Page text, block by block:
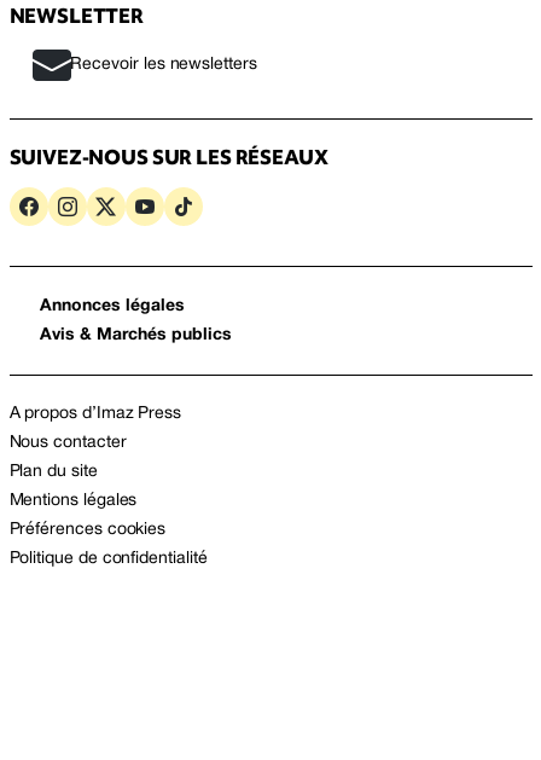
NEWSLETTER
Recevoir les newsletters
SUIVEZ-NOUS SUR LES RÉSEAUX
Annonces légales
Avis & Marchés publics
A propos d’Imaz Press
Nous contacter
Plan du site
Mentions légales
Préférences cookies
Politique de confidentialité